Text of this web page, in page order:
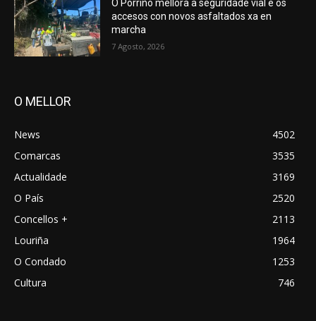
O Porriño mellora a seguridade vial e os
accesos con novos asfaltados xa en
marcha
7 Agosto, 2026
O MELLOR
News
4502
Comarcas
3535
Actualidade
3169
O País
2520
Concellos +
2113
Louriña
1964
O Condado
1253
Cultura
746